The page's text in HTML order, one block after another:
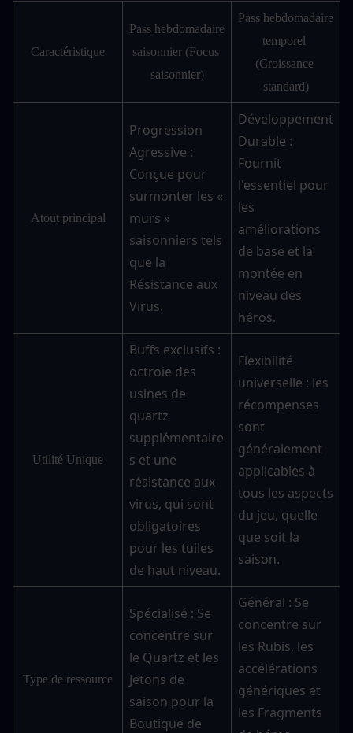
Caractéristique
Pass hebdomadaire
saisonnier (Focus
saisonnier)
Pass hebdomadaire
temporel
(Croissance
standard)
Atout principal
Progression
Agressive :
Conçue pour
surmonter les «
murs »
saisonniers tels
que la
Résistance aux
Virus.
Développement
Durable :
Fournit
l'essentiel pour
les
améliorations
de base et la
montée en
niveau des
héros.
Utilité Unique
Buffs exclusifs :
octroie des
usines de
quartz
supplémentaire
s et une
résistance aux
virus, qui sont
obligatoires
pour les tuiles
de haut niveau.
Flexibilité
universelle : les
récompenses
sont
généralement
applicables à
tous les aspects
du jeu, quelle
que soit la
saison.
Type de ressource
Spécialisé : Se
concentre sur
le Quartz et les
Jetons de
saison pour la
Boutique de
Général : Se
concentre sur
les Rubis, les
accélérations
génériques et
les Fragments